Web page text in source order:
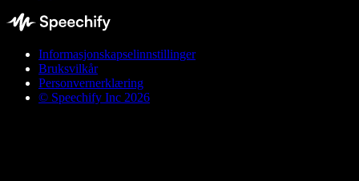
Informasjonskapselinnstillinger
Bruksvilkår
Personvernerklæring
© Speechify Inc 2026